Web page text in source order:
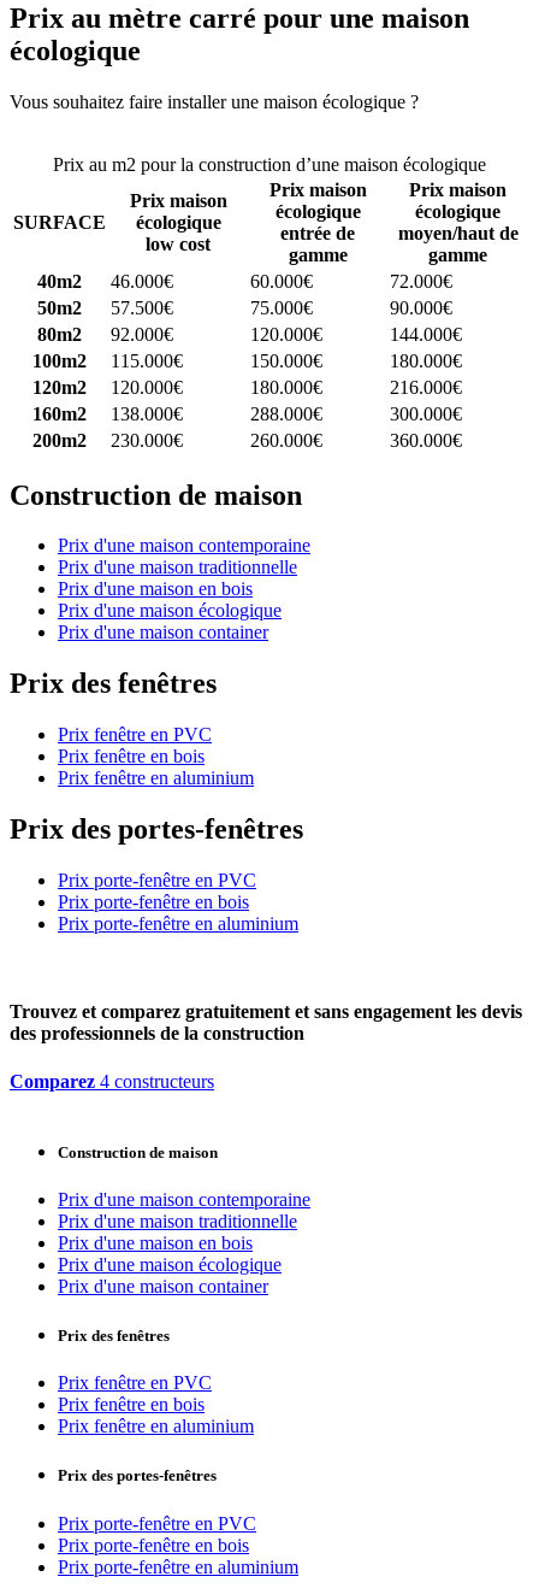
Prix au mètre carré pour une maison
écologique
Vous souhaitez faire installer une maison écologique ?
Prix au m2 pour la construction d’une maison écologique
SURFACE
Prix maison
écologique
low cost
Prix maison
écologique
entrée de
gamme
Prix maison
écologique
moyen/haut de
gamme
40m2
46.000€ 60.000€
72.000€
50m2
57.500€ 75.000€
90.000€
80m2
92.000€ 120.000€
144.000€
100m2
115.000€ 150.000€
180.000€
120m2
120.000€ 180.000€
216.000€
160m2
138.000€ 288.000€
300.000€
200m2
230.000€ 260.000€ 360.000€
Construction de maison
Prix d'une maison contemporaine
Prix d'une maison traditionnelle
Prix d'une maison en bois
Prix d'une maison écologique
Prix d'une maison container
Prix des fenêtres
Prix fenêtre en PVC
Prix fenêtre en bois
Prix fenêtre en aluminium
Prix des portes-fenêtres
Prix porte-fenêtre en PVC
Prix porte-fenêtre en bois
Prix porte-fenêtre en aluminium
Trouvez et comparez gratuitement et sans engagement les devis
des professionnels de la construction
Comparez 4 constructeurs
Construction de maison
Prix d'une maison contemporaine
Prix d'une maison traditionnelle
Prix d'une maison en bois
Prix d'une maison écologique
Prix d'une maison container
Prix des fenêtres
Prix fenêtre en PVC
Prix fenêtre en bois
Prix fenêtre en aluminium
Prix des portes-fenêtres
Prix porte-fenêtre en PVC
Prix porte-fenêtre en bois
Prix porte-fenêtre en aluminium